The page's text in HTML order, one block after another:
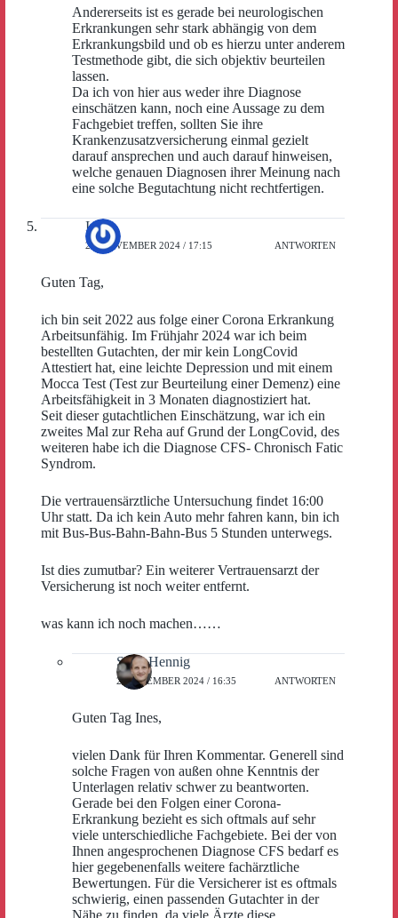
Andererseits ist es gerade bei neurologischen
Erkrankungen sehr stark abhängig von dem
Erkrankungsbild und ob es hierzu unter anderem
Testmethode gibt, die sich objektiv beurteilen
lassen.
Da ich von hier aus weder ihre Diagnose
einschätzen kann, noch eine Aussage zu dem
Fachgebiet treffen, sollten Sie ihre
Krankenzusatzversicherung einmal gezielt
darauf ansprechen und auch darauf hinweisen,
welche genauen Diagnosen ihrer Meinung nach
eine solche Begutachtung nicht rechtfertigen.
Ines
29. NOVEMBER 2024 / 17:15 ANTWORTEN
Guten Tag,
ich bin seit 2022 aus folge einer Corona Erkrankung
Arbeitsunfähig. Im Frühjahr 2024 war ich beim
bestellten Gutachten, der mir kein LongCovid
Attestiert hat, eine leichte Depression und mit einem
Mocca Test (Test zur Beurteilung einer Demenz) eine
Arbeitsfähigkeit in 3 Monaten diagnostiziert hat.
Seit dieser gutachtlichen Einschätzung, war ich ein
zweites Mal zur Reha auf Grund der LongCovid, des
weiteren habe ich die Diagnose CFS- Chronisch Fatic
Syndrom.
Die vertrauensärztliche Untersuchung findet 16:00
Uhr statt. Da ich kein Auto mehr fahren kann, bin ich
mit Bus-Bus-Bahn-Bahn-Bus 5 Stunden unterwegs.
Ist dies zumutbar? Ein weiterer Vertrauensarzt der
Versicherung ist noch weiter entfernt.
was kann ich noch machen……
Sven Hennig
2. DEZEMBER 2024 / 16:35 ANTWORTEN
Guten Tag Ines,
vielen Dank für Ihren Kommentar. Generell sind
solche Fragen von außen ohne Kenntnis der
Unterlagen relativ schwer zu beantworten.
Gerade bei den Folgen einer Corona-
Erkrankung bezieht es sich oftmals auf sehr
viele unterschiedliche Fachgebiete. Bei der von
Ihnen angesprochenen Diagnose CFS bedarf es
hier gegebenenfalls weitere fachärztliche
Bewertungen. Für die Versicherer ist es oftmals
schwierig, einen passenden Gutachter in der
Nähe zu finden, da viele Ärzte diese